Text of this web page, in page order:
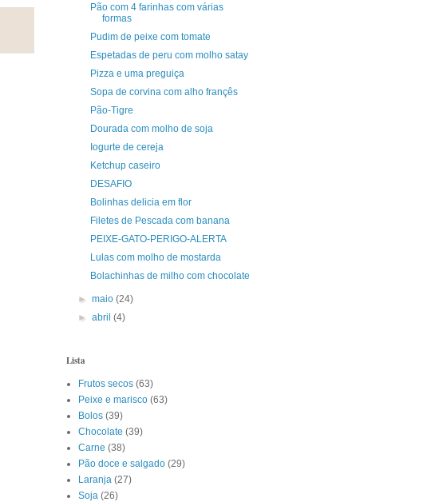
Pão com 4 farinhas com várias
formas
Pudim de peixe com tomate
Espetadas de peru com molho satay
Pizza e uma preguiça
Sopa de corvina com alho françês
Pão-Tigre
Dourada com molho de soja
Iogurte de cereja
Ketchup caseiro
DESAFIO
Bolinhas delicia em flor
Filetes de Pescada com banana
PEIXE-GATO-PERIGO-ALERTA
Lulas com molho de mostarda
Bolachinhas de milho com chocolate
►maio(24)
►abril(4)
Lista
Frutos secos (63)
Peixe e marisco (63)
Bolos (39)
Chocolate (39)
Carne (38)
Pão doce e salgado (29)
Laranja (27)
Soja (26)